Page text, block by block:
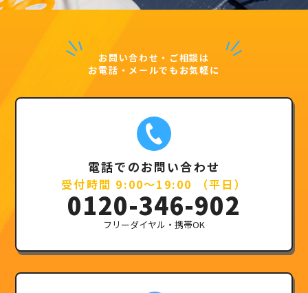
お問い合わせ・ご相談は
お電話・メールでもお気軽に
電話でのお問い合わせ
受付時間 9:00～19:00 （平日）
0120-346-902
フリーダイヤル・携帯OK